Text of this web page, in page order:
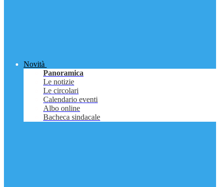
Novità
Panoramica
Le notizie
Le circolari
Calendario eventi
Albo online
Bacheca sindacale